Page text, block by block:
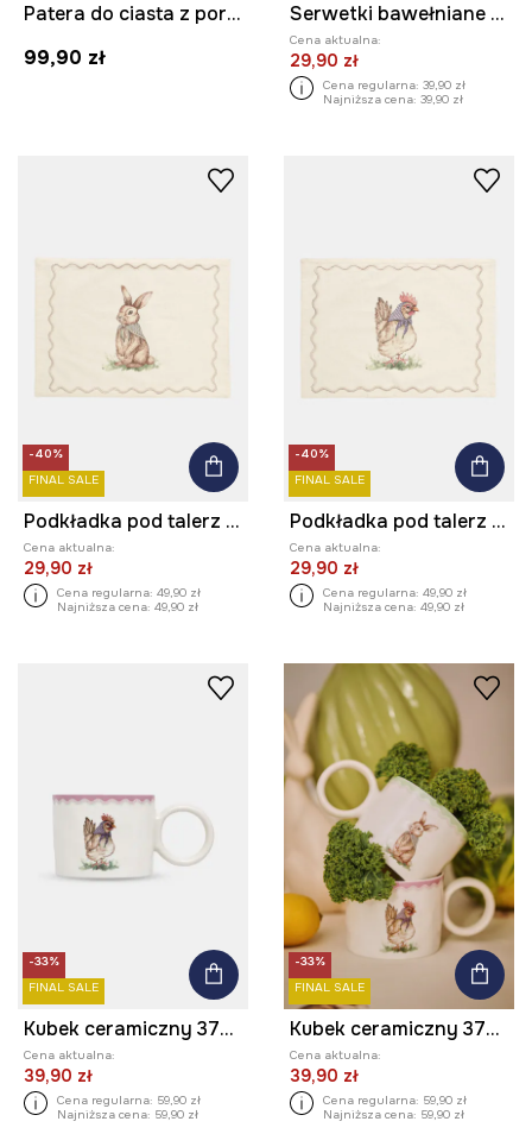
Patera do ciasta z porcelany
99,90 zł
Serwetki bawełniane 40 x 40 cm 2-pack
Cena aktualna:
29,90 zł
Cena regularna: 39,90 zł
Najniższa cena: 39,90 zł
-40%
FINAL SALE
Podkładka pod talerz bawełniana
Cena aktualna:
29,90 zł
Cena regularna: 49,90 zł
Najniższa cena: 49,90 zł
-40%
FINAL SALE
Podkładka pod talerz z nadrukiem i haftem 45 x 35 cm
Cena aktualna:
29,90 zł
Cena regularna: 49,90 zł
Najniższa cena: 49,90 zł
-33%
FINAL SALE
Kubek ceramiczny 370 ml w kury
Cena aktualna:
39,90 zł
Cena regularna: 59,90 zł
Najniższa cena: 59,90 zł
-33%
FINAL SALE
Kubek ceramiczny 370 ml wzorzysty
Cena aktualna:
39,90 zł
Cena regularna: 59,90 zł
Najniższa cena: 59,90 zł